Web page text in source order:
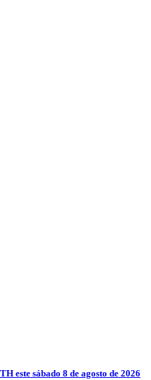
este sábado 8 de agosto de 2026